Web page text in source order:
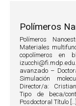
Polímeros
Polímeros
Materiales
copolímeros en
avanzado –
Simulación
Director/a:
Tipo de beca/
Posdoctoral Título […]